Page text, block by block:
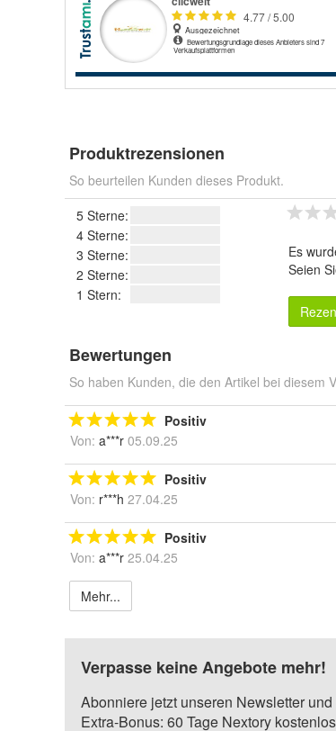
Produktrezensionen
So beurteilen Kunden dieses Produkt.
5 Sterne:
4 Sterne:
3 Sterne:
2 Sterne:
1 Stern:
Es
Seien
Bewertungen
So haben Kunden, die den Artikel bei diesem
Positiv
Von: a***r 05.09.25
Positiv
Von: r***h 27.04.25
Positiv
Von: a***r 25.04.25
Mehr...
Verpasse keine Angebote mehr!
Abonniere jetzt unseren Newsletter
Extra-Bonus: 60 Tage Nextory